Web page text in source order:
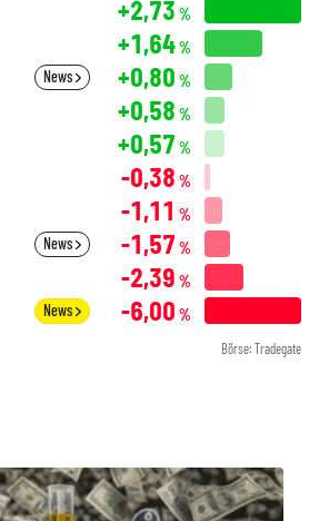
+2,73 %
+1,64%
News +0,80 %
+0,58 %
+0,57 %
-0,38 %
-1,11 %
News -1,57 %
-2,39 %
News -6,00 %
Börse: Tradegate